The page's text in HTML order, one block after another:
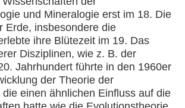
und Mineralogie erst im 18. Die
Erde, insbesondere die
ihre Blütezeit im 19. Das
Disziplinen, wie z. B. der
Jahrhundert führte in den 1960er
der Theorie der
einen ähnlichen Einfluss auf die